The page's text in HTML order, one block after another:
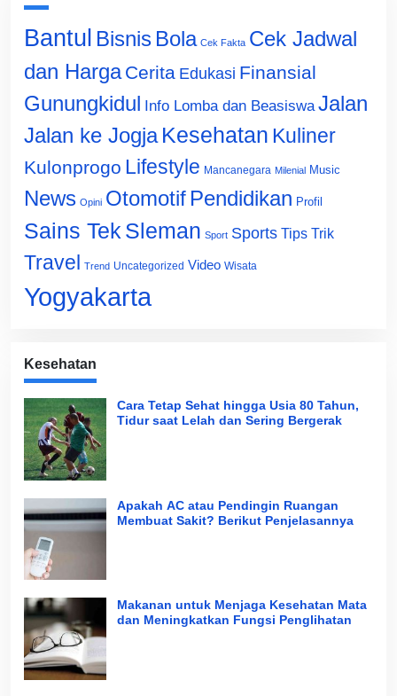
Bantul Bisnis Bola Cek Fakta Cek Jadwal
dan Harga Cerita Edukasi Finansial
Gunungkidul Info Lomba dan Beasiswa Jalan
Jalan ke Jogja Kesehatan Kuliner
Kulonprogo Lifestyle Mancanegara Milenial Music
News Opini Otomotif Pendidikan Profil
Sains Tek Sleman Sport Sports Tips Trik
Travel Trend Uncategorized Video Wisata
Yogyakarta
Kesehatan
Cara Tetap Sehat hingga Usia 80 Tahun,
Tidur saat Lelah dan Sering Bergerak
Apakah AC atau Pendingin Ruangan
Membuat Sakit? Berikut Penjelasannya
Makanan untuk Menjaga Kesehatan Mata
dan Meningkatkan Fungsi Penglihatan